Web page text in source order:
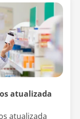
atualizada
atualizada